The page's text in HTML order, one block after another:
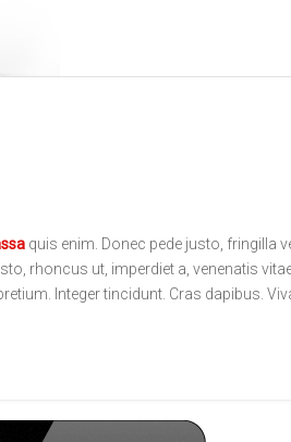
quis enim. Donec pede justo, fringilla
rhoncus ut, imperdiet a, venenatis
Integer tincidunt. Cras dapibus.